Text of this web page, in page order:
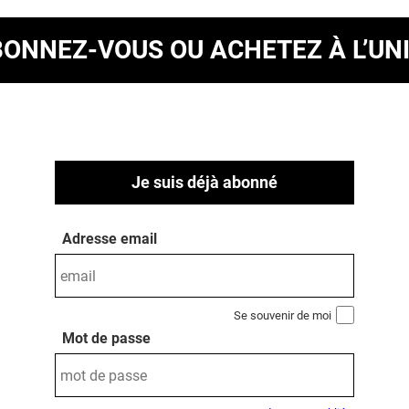
VOUS OU ACHETEZ À
Je suis déjà abonné
Adresse email
Se souvenir de moi
Mot de passe